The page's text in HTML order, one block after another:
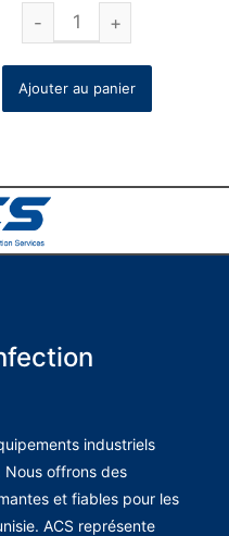
Ajouter au panier
industriels
offrons des
et fiables pour les
ACS représente